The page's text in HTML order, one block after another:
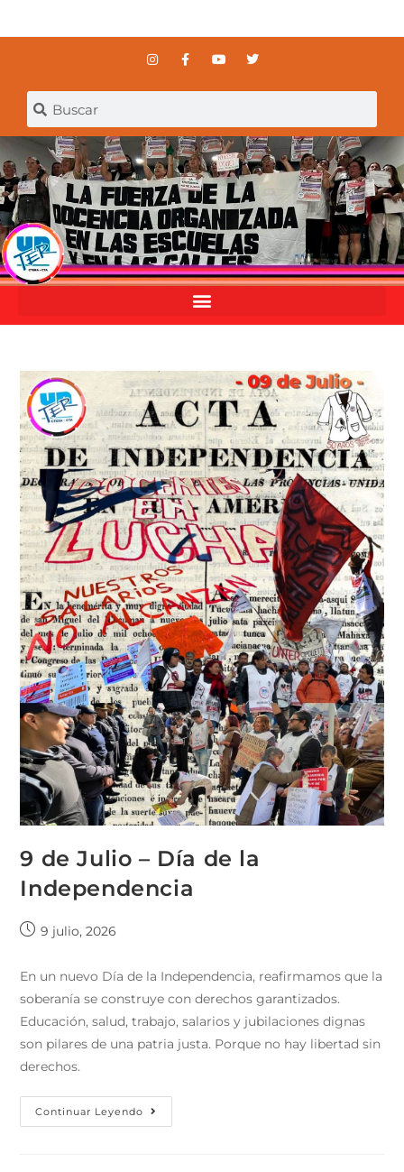
9 de Julio – Día de la
Independencia
9 julio, 2026
En un nuevo Día de la Independencia, reafirmamos que la
soberanía se construye con derechos garantizados.
Educación, salud, trabajo, salarios y jubilaciones dignas
son pilares de una patria justa. Porque no hay libertad sin
derechos.
Continuar Leyendo